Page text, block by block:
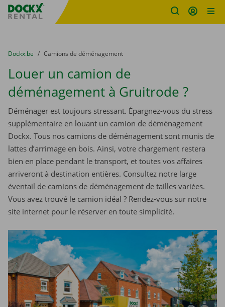
sitename
You are here:
du
Dockx.be to
Camions de déménagement
Louer un camion de
déménagement à Gruitrode ?
Déménager est toujours stressant. Épargnez-vous du stress
supplémentaire en louant un camion de déménagement
Dockx. Tous nos camions de déménagement sont munis de
lattes d’arrimage en bois. Ainsi, votre chargement restera
bien en place pendant le transport, et toutes vos affaires
arriveront à destination entières. Consultez notre large
éventail de camions de déménagement de tailles variées.
Vous avez trouvé le camion idéal ? Rendez-vous sur notre
site internet pour le réserver en toute simplicité.